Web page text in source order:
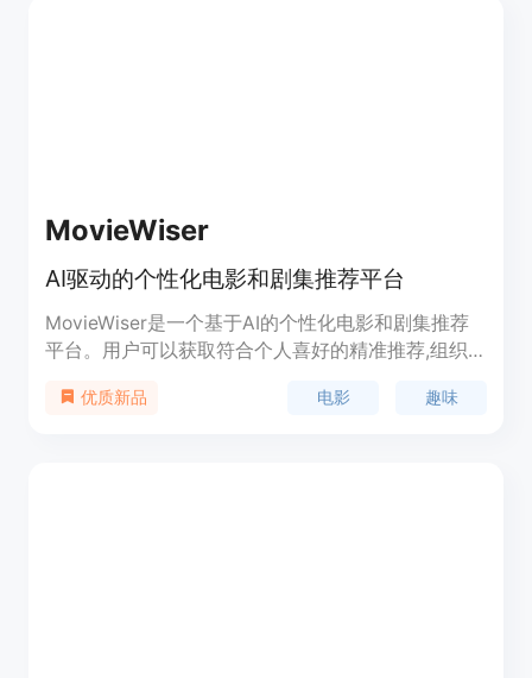
MovieWiser
AI驱动的个性化电影和剧集推荐平台
MovieWiser是一个基于AI的个性化电影和剧集推荐
平台。用户可以获取符合个人喜好的精准推荐,组织
拥有强大的推荐算法,可以根据用户历史记录智能匹
优质新品 电影 趣味